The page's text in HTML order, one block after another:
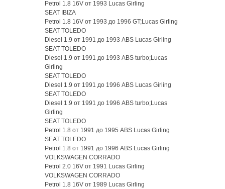
Petrol 1.8 16V от 1993 Lucas Girling
SEAT IBIZA
Petrol 1.8 16V от 1993 до 1996 GT;Lucas Girling
SEAT TOLEDO
Diesel 1.9 от 1991 до 1993 ABS Lucas Girling
SEAT TOLEDO
Diesel 1.9 от 1991 до 1993 ABS turbo;Lucas
Girling
SEAT TOLEDO
Diesel 1.9 от 1991 до 1996 ABS Lucas Girling
SEAT TOLEDO
Diesel 1.9 от 1991 до 1996 ABS turbo;Lucas
Girling
SEAT TOLEDO
Petrol 1.8 от 1991 до 1995 ABS Lucas Girling
SEAT TOLEDO
Petrol 1.8 от 1991 до 1996 ABS Lucas Girling
VOLKSWAGEN CORRADO
Petrol 2.0 16V от 1991 Lucas Girling
VOLKSWAGEN CORRADO
Petrol 1.8 16V от 1989 Lucas Girling